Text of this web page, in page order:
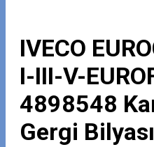
IVECO
I-III-V-
4898548
Gergi